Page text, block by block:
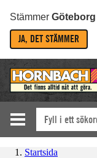
Stämmer Göteborg
JA, DET STÄMMER
Startsida